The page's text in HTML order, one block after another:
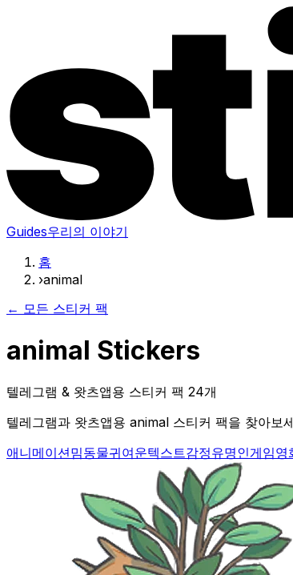
Guides우리의 이야기
홈
›animal
← 모든 스티커 팩
animal Stickers
텔레그램 & 왓츠앱용 스티커 팩 24개
텔레그램과 왓츠앱용 animal 스티커 팩을 찾아보
애니메이션밈동물귀여운텍스트감정유명인게임영